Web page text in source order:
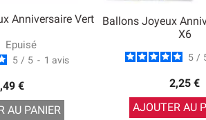
Anniversaire Vert
Epuisé
5 / 5 - 1 avis
€
AU PANIER
Ballons Joyeux
X6
5 /
2,25 €
AJOUTER AU